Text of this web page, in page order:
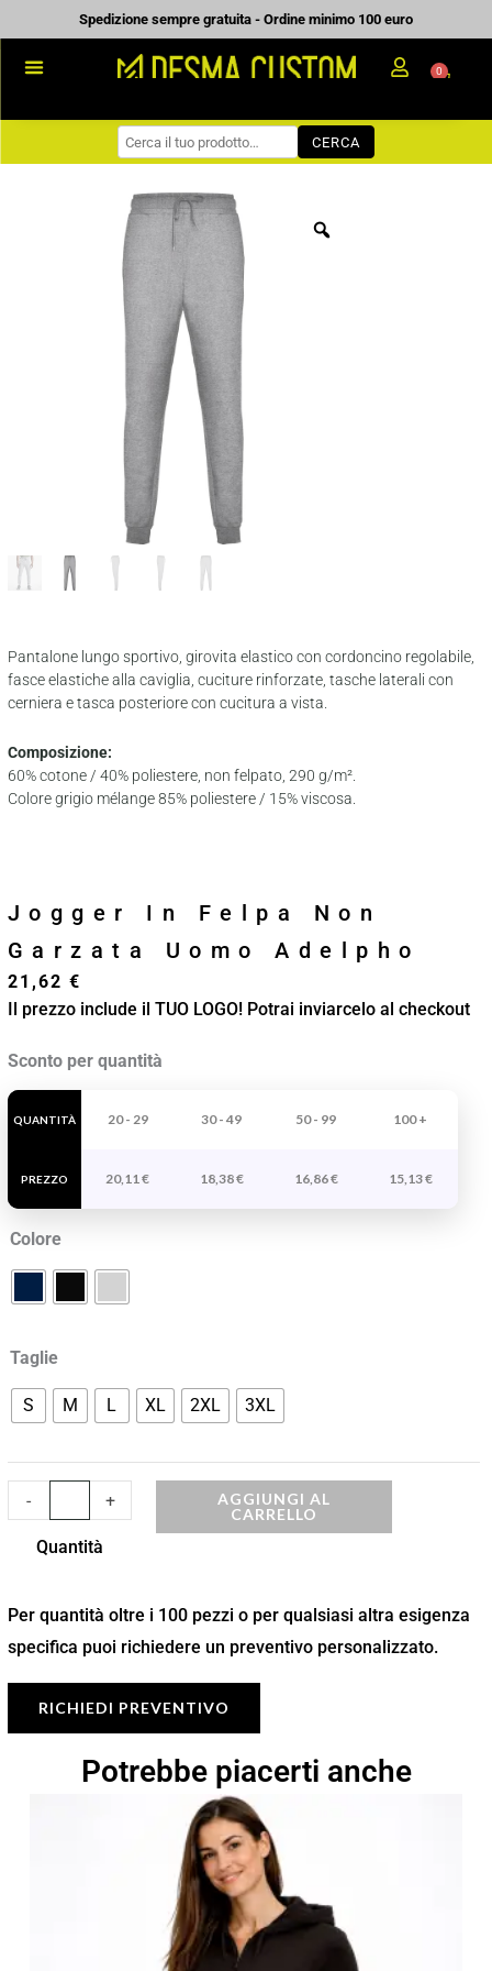
al
contenuto
Spedizione sempre gratuita - Ordine minimo 100 euro
WORKWEAR
COME ORDINARE
PREVENTIVI
CHI SIAMO
0
CERCA
Pantalone lungo sportivo, girovita elastico con cordoncino regolabile,
fasce elastiche alla caviglia, cuciture rinforzate, tasche laterali con
cerniera e tasca posteriore con cucitura a vista.
Composizione:
60% cotone / 40% poliestere, non felpato, 290 g/m².
Colore grigio mélange 85% poliestere / 15% viscosa.
Jogger In Felpa Non
Garzata Uomo Adelpho
21,62 €
Il prezzo include il TUO LOGO! Potrai inviarcelo al checkout
Sconto per quantità
QUANTITÀ
PREZZO
20 - 29 30 - 49 50 - 99 100 +
20,11€ 18,38€ 16,86€ 15,13€
Colore
Taglie
S M L XL 2XL 3XL
-
Jogger
In
Felpa
Garzata
Uomo
Adelpho
quantità
+
AGGIUNGI AL
CARRELLO
Quantità
Per quantità oltre i 100 pezzi o per qualsiasi altra esigenza
specifica puoi richiedere un preventivo personalizzato.
RICHIEDI PREVENTIVO
Potrebbe piacerti anche
10,97 €
a
15,67 €